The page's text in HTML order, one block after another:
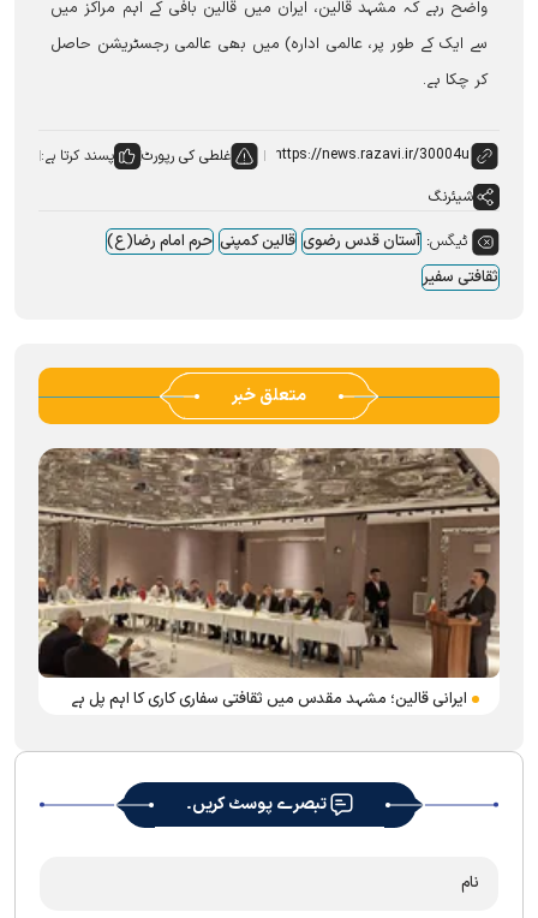
واضح رہے کہ مشہد قالین، ایران میں قالین بافی کے اہم مراکز میں
سے ایک کے طور پر، عالمی ادارہ) میں بھی عالمی رجسٹریشن حاصل
کر چکا ہے۔
غلطی کی رپورٹ
پسند کرتا ہے:
شیئرنگ
ٹیگس: آستان قدس رضوی قالین کمپنی حرم امام رضا(ع)
ثقافتی سفیر
متعلق خبر
ایرانی قالین؛ مشہد مقدس میں ثقافتی سفاری کاری کا اہم پل ہے
تبصرے پوسٹ کریں۔